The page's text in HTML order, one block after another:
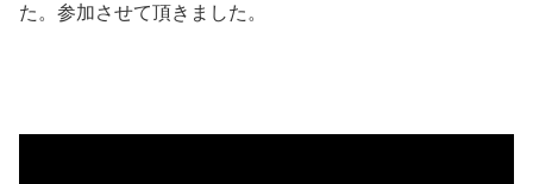
た。参加させて頂きました。